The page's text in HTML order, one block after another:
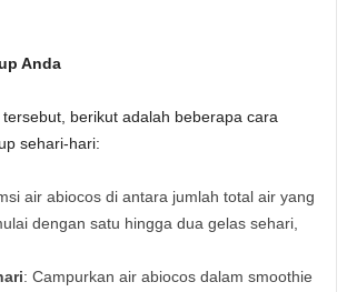
Anda
berikut adalah beberapa cara
sehari-hari:
air abiocos di antara jumlah total air yang
dengan satu hingga dua gelas sehari,
: Campurkan air abiocos dalam smoothie